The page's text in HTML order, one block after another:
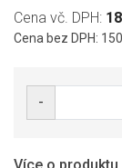
Cena vč. DPH:
Cena bez DPH:
-